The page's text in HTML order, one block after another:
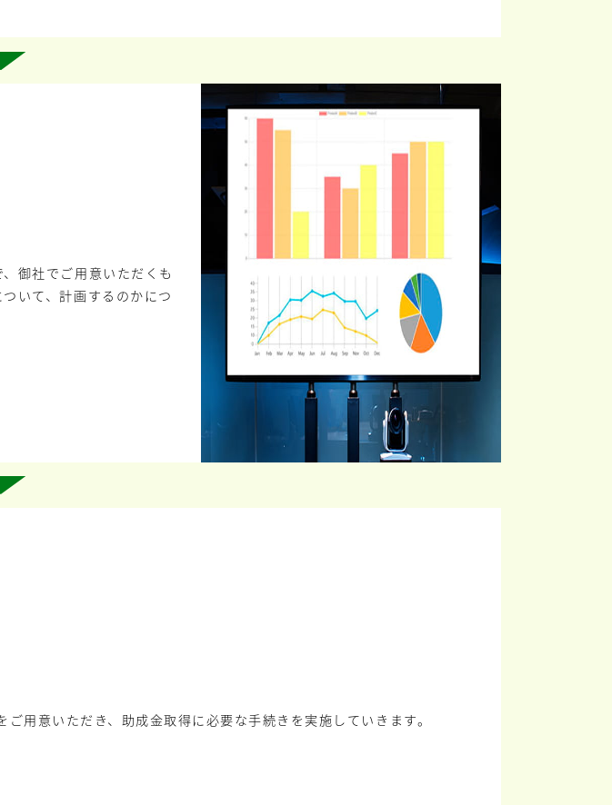
御社でご用意いただくも
いて、計画するのかにつ
用意いただき、助成金取得に必要な手続きを実施していきます。